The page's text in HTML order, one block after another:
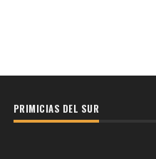
PRIMICIAS DEL SUR